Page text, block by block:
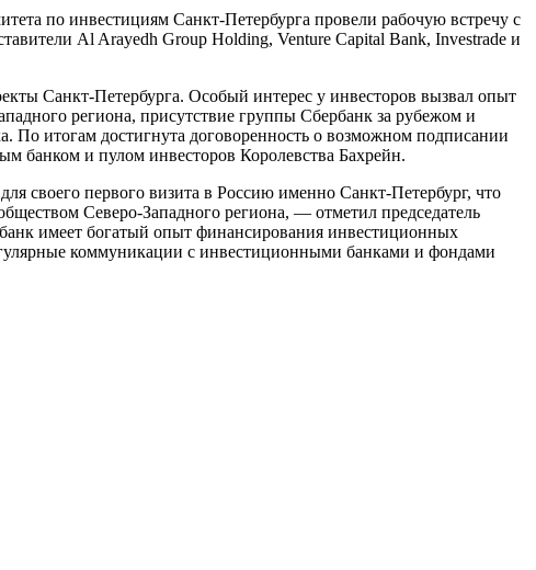
по инвестициям Санкт-Петербурга провели рабочую встречу с
Al Arayedh Group Holding, Venture Capital Bank, Investrade и
Санкт-Петербурга. Особый интерес у инвесторов вызвал опыт
региона, присутствие группы Сбербанк за рубежом и
По итогам достигнута договоренность о возможном подписании
банком и пулом инвесторов Королевства Бахрейн.
своего первого визита в Россию именно Санкт-Петербург, что
Северо-Западного региона, — отметил председатель
имеет богатый опыт финансирования инвестиционных
коммуникации с инвестиционными банками и фондами